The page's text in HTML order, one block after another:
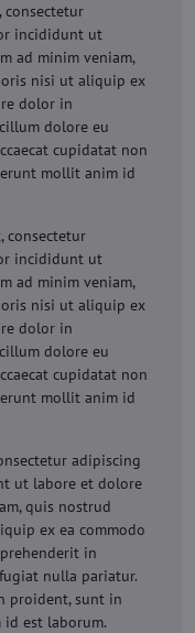
consectetur
incididunt ut
ad minim veniam,
nisi ut aliquip ex
dolor in
dolore eu
cupidatat non
mollit anim id
consectetur
incididunt ut
ad minim veniam,
nisi ut aliquip ex
dolor in
dolore eu
cupidatat non
mollit anim id
adipiscing
ut labore et dolore
quis nostrud
ex ea commodo
in
nulla pariatur.
proident, sunt in
est laborum.